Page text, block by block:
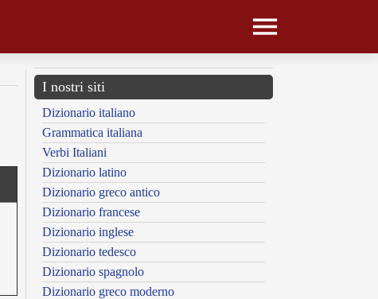
I nostri siti
Dizionario italiano
Grammatica italiana
Verbi Italiani
Dizionario latino
Dizionario greco antico
Dizionario francese
Dizionario inglese
Dizionario tedesco
Dizionario spagnolo
Dizionario greco moderno